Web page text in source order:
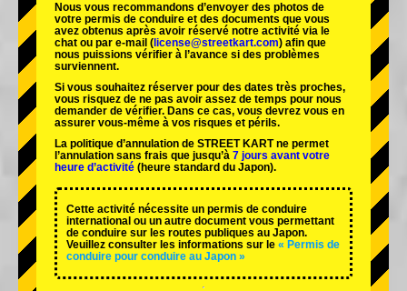
Nous vous recommandons d’envoyer des photos de
votre permis de conduire et des documents que vous
avez obtenus après avoir réservé notre activité via le
chat ou par e-mail ( license@streetkart.com) afin que
nous puissions vérifier à l’avance si des problèmes
surviennent.
Si vous souhaitez réserver pour des dates très proches,
vous risquez de ne pas avoir assez de temps pour nous
demander de vérifier. Dans ce cas, vous devrez vous en
assurer vous-même à vos risques et périls.
La politique d’annulation de STREET KART ne permet
l’annulation sans frais que jusqu’à 7 jours avant votre
heure d’activité (heure standard du Japon).
Cette activité nécessite un permis de conduire
international ou un autre document vous permettant
de conduire sur les routes publiques au Japon.
Veuillez consulter les informations sur le « Permis de
conduire pour conduire au Japon »